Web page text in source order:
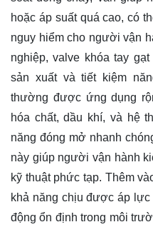
hoặc áp suất quá cao, có
nguy hiểm cho người vận
nghiệp, valve khóa tay
sản xuất và tiết kiệm
thường được ứng dụng
hóa chất, dầu khí, và hệ
năng đóng mở nhanh
này giúp người vận hành
kỹ thuật phức tạp. Thêm
khả năng chịu được áp lực
động ổn định trong môi